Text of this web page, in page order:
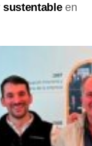
sustentableen